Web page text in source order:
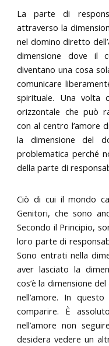
La parte di
attraverso la
nel domino diretto
dimensione dove
diventano una cosa
comunicare
spirituale. Una volta
orizzontale che può
con al centro l’amore
la dimensione del
problematica perché
della parte di
Ciò di cui il mondo
Genitori, che sono
Secondo il Principio,
loro parte di
Sono entrati nella
aver lasciato la
cos’è la dimensione
nell’amore. In
comparire. È
nell’amore non
desidera vedere un